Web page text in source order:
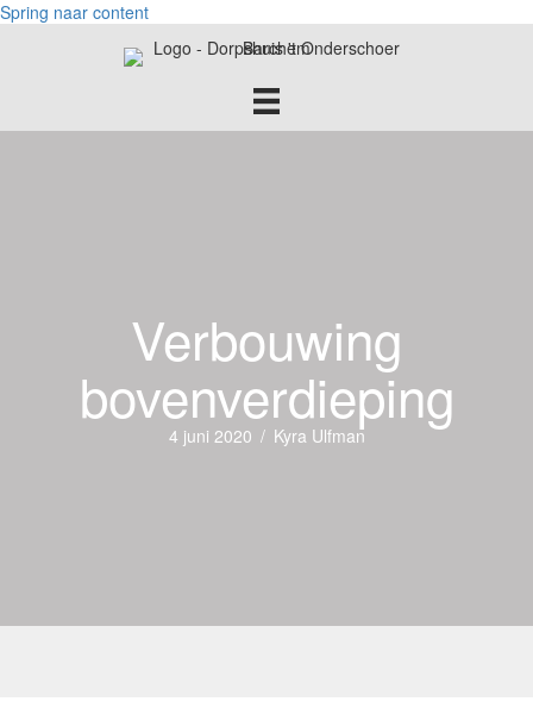
Spring naar content
Verbouwing
bovenverdieping
4 juni 2020 / Kyra Ulfman